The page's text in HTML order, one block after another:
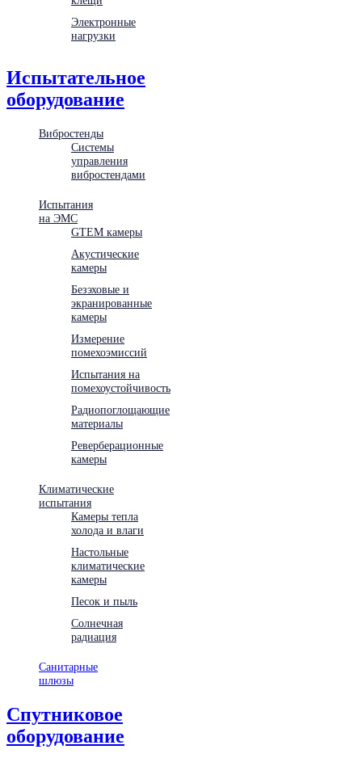
Электронные
нагрузки
Испытательное
оборудование
Вибростенды
Системы
управления
вибростендами
Испытания
на ЭМС
GTEM камеры
Акустические
камеры
Безэховые и
экранированные
камеры
Измерение
помехоэмиссий
Испытания на
помехоустойчивость
Радиопоглощающие
материалы
Реверберационные
камеры
Климатические
испытания
Камеры тепла
холода и влаги
Настольные
климатические
камеры
Песок и пыль
Солнечная
радиация
Санитарные
шлюзы
Спутниковое
оборудование